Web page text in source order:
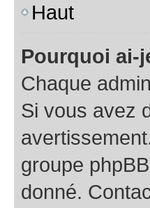
Haut
Pourquoi ai-
Chaque
Si vous avez
groupe
donné.